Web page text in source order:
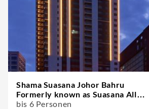
Shama Suasana Johor Bahru
Formerly known as Suasana All
Suites Hotels Johor Bahru
bis 6 Personen